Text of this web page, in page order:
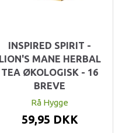
INSPIRED SPIRIT -
LION'S MANE HERBAL
TEA ØKOLOGISK - 16
BREVE
Rå Hygge
59,95 DKK